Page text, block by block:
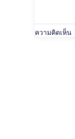
ความคิดเห็น